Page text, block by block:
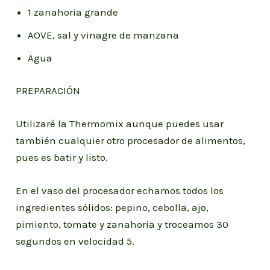
1 zanahoria grande
AOVE, sal y vinagre de manzana
Agua
PREPARACIÓN
Utilizaré la Thermomix aunque puedes usar
también cualquier otro procesador de alimentos,
pues es batir y listo.
En el vaso del procesador echamos todos los
ingredientes sólidos: pepino, cebolla, ajo,
pimiento, tomate y zanahoria y troceamos 30
segundos en velocidad 5.